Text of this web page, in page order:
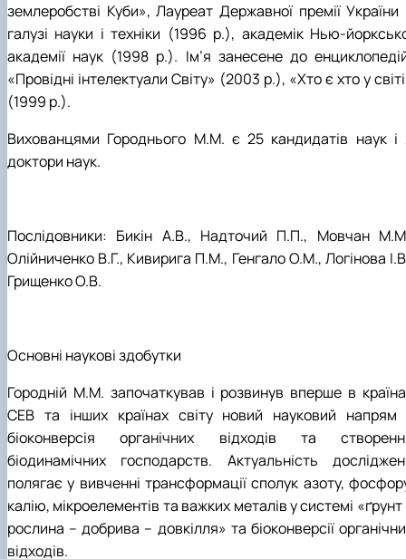
землеробстві Куби», Лауреат Державної премії України
галузі науки і техніки (1996 р.), академік Нью-
академії наук (1998 р.). Ім’я занесене до
«Провідні інтелектуали Світу» (2003 р.), «Хто є хто у
(1999 р.).
Вихованцями Городнього М.М. є 25 кандидатів наук і
доктори наук.
Послідовники: Бикін А.В., Надточий П.П., Мовчан
Олійниченко В.Г., Кивирига П.М., Генгало О.М., Логінова
Грищенко О.В.
Основні наукові здобутки
Городній М.М. започаткував і розвинув вперше в
СЕВ та інших країнах світу новий науковий
біоконверсія органічних відходів та
біодинамічних господарств. Актуальність
полягає у вивченні трансформації сполук азоту,
калію, мікроелементів та важких металів у системі «ґрунт
рослина – добрива – довкілля» та біоконверсії
відходів.